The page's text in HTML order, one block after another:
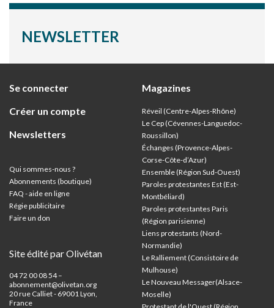
NEWSLETTER
Se connecter
Créer un compte
Newsletters
Qui sommes-nous ?
Abonnements (boutique)
FAQ - aide en ligne
Régie publicitaire
Faire un don
Site édité par Olivétan
04 72 00 08 54 –
abonnement@olivetan.org
20 rue Calliet - 69001 Lyon,
France
Magazines
Réveil (Centre-Alpes-Rhône)
Le Cep (Cévennes-Languedoc-
Roussillon)
Échanges (Provence-Alpes-
Corse-Côte-d’Azur)
Ensemble (Région Sud-Ouest)
Paroles protestantes Est (Est-
Montbéliard)
Paroles protestantes Paris
(Région parisienne)
Liens protestants (Nord-
Normandie)
Le Ralliement (Consistoire de
Mulhouse)
Le Nouveau Messager(Alsace-
Moselle)